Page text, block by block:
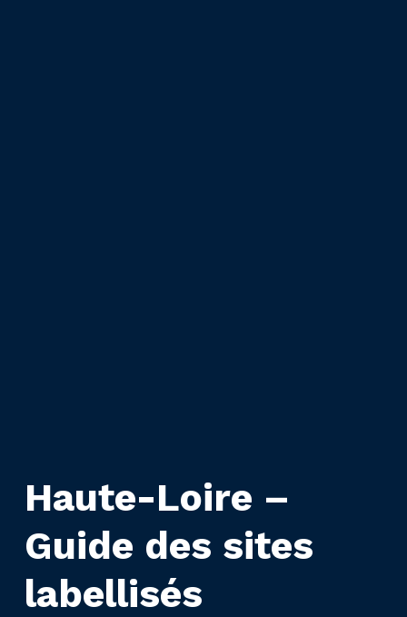
Haute-Loire –
Guide des sites
labellisés